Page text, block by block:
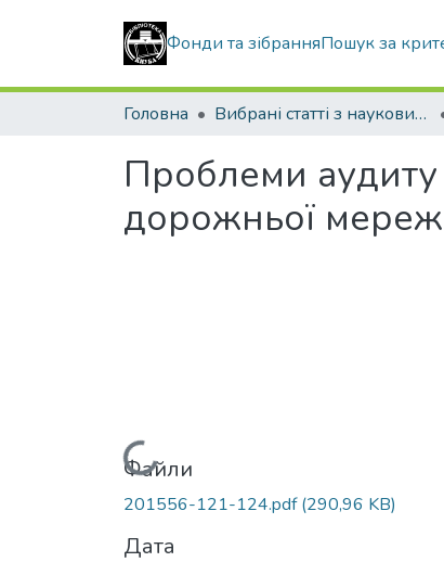
Фонди та зібранняПошук за
Головна Вибрані статті з наукових збірників КНУБА
Проблеми аудиту
дорожньої
Вантажиться...
Файли
201556-121-124.pdf(290,96 KB)
Дата